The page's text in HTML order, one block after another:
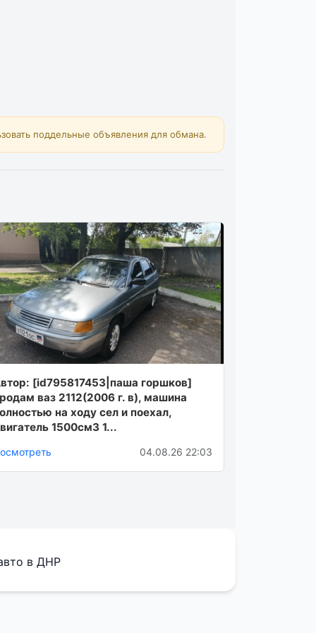
поддельные объявления для обмана.
[id795817453|паша горшков]
ваз 2112(2006 г. в), машина
на ходу сел и поехал,
1500см3 1...
04.08.26 22:03
в ДНР